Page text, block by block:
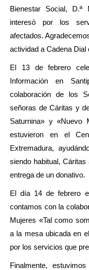
Bienestar Social,
interesó por los
afectados.
actividad a Cadena Dial
El 13 de febrero
Información en
colaboración de los
señoras de Cáritas y
Saturnina» y «Nuevo
estuvieron en el
Extremadura,
siendo habitual,
entrega de un donativo.
El día 14 de febrero
contamos con la
Mujeres «Tal como
a la mesa ubicada en
por los servicios que
Finalmente,